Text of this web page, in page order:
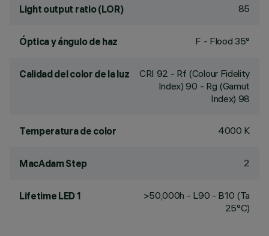
Light output ratio (LOR) 85
Óptica y ángulo de haz F - Flood 35°
Calidad del color de la luz CRI 92 - Rf (Colour Fidelity
Index) 90 - Rg (Gamut
Index) 98
Temperatura de color 4000 K
MacAdam Step 2
Lifetime LED 1
>50,000h - L90 - B10 (Ta
25°C)